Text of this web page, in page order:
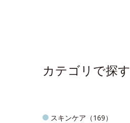
カテゴリで探す
スキンケア（169）